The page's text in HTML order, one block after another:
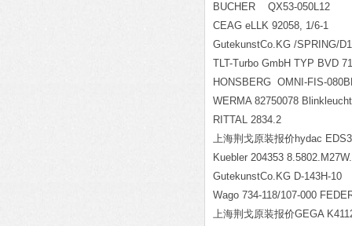
BUCHER QX53-050L12
CEAG eLLK 92058, 1/6-1
GutekunstCo.KG /SPRING/
TLT-Turbo GmbH TYP BVD
HONSBERG OMNI-FIS-
WERMA 82750078
RITTAL 2834.2
上海荆戈原装报价hydac
Kuebler 204353
GutekunstCo.KG D-143H-10
Wago 734-118/107-000
上海荆戈原装报价GEGA